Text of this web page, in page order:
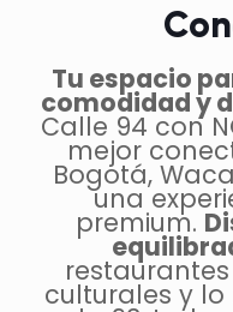
Tu espacio
comodidad y
Calle 94 con
mejor
Bogotá,
una
premium.
culturales y